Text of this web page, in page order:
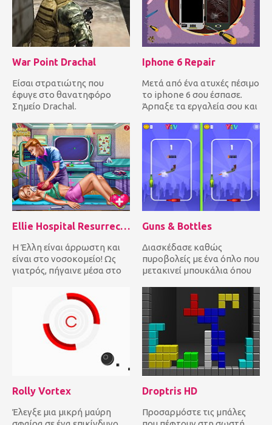
War Point Drachal
Είσαι στρατιώτης που
έφυγε στο θανατηφόρο
Σημείο Drachal.
και χρησιμοποιήστε...
Iphone 6 Repair
Μετά από ένα ατυχές πέσιμο
το iphone 6 σου έσπασε.
Άρπαξε τα εργαλεία σου και
Ellie Hospital Resurrection
Η Έλλη είναι άρρωστη και
είναι στο νοσοκομείο! Ως
γιατρός, πήγαινε μέσα στο
Guns & Bottles
Διασκέδασε καθώς
πυροβολείς με ένα όπλο που
μετακινεί μπουκάλια όπου
Πυροβόλησε τα...
Rolly Vortex
Έλεγξε μια μικρή μαύρη
Droptris HD
Προσαρμόστε τις μπάλες